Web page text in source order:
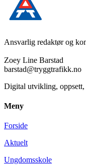
Ansvarlig redaktør og
Zoey Line Barstad
barstad@tryggtrafikk.no
Digital utvikling, oppsett,
Meny
Forside
Aktuelt
Ungdomsskole